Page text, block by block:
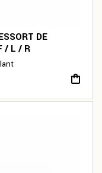
DE
/ L / R